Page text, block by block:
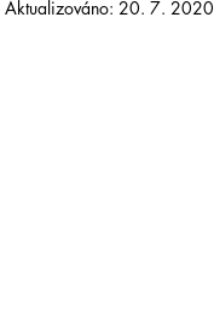
Aktualizováno: 20. 7. 2020